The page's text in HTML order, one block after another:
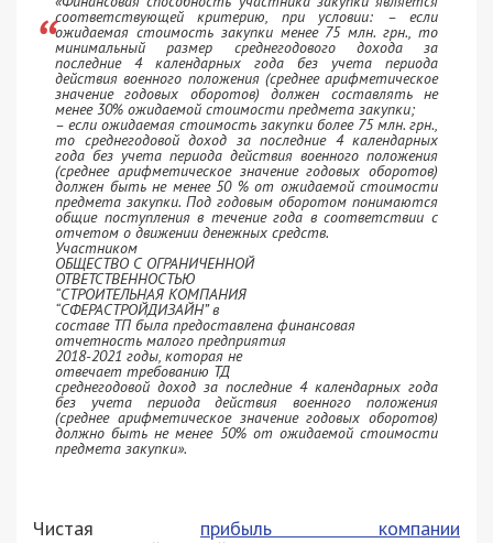
соответствующей критерию, при условии: – если
ожидаемая стоимость закупки менее 75 млн. грн., то
минимальный размер среднегодового дохода за
последние 4 календарных года без учета периода
действия военного положения (среднее арифметическое
значение годовых оборотов) должен составлять не
менее 30% ожидаемой стоимости предмета закупки;
– если ожидаемая стоимость закупки более 75 млн. грн.,
то среднегодовой доход за последние 4 календарных
года без учета периода действия военного положения
(среднее арифметическое значение годовых оборотов)
должен быть не менее 50 % от ожидаемой стоимости
предмета закупки. Под годовым оборотом понимаются
общие поступления в течение года в соответствии с
отчетом о движении денежных средств.
Участником
ОБЩЕСТВО С ОГРАНИЧЕННОЙ
ОТВЕТСТВЕННОСТЬЮ
“СТРОИТЕЛЬНАЯ КОМПАНИЯ
“СФЕРАСТРОЙДИЗАЙН” в
составе ТП была предоставлена финансовая
отчетность малого предприятия
2018-2021 годы, которая не
отвечает требованию ТД
среднегодовой доход за последние 4 календарных года
без учета периода действия военного положения
(среднее арифметическое значение годовых оборотов)
должно быть не менее 50% от ожидаемой стоимости
предмета закупки».
Чистая прибыль компании